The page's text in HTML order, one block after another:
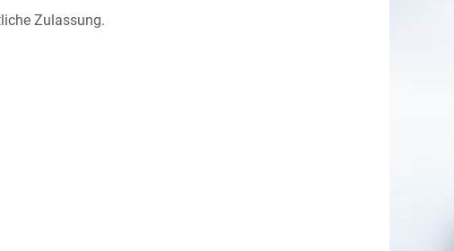
Zulassung.